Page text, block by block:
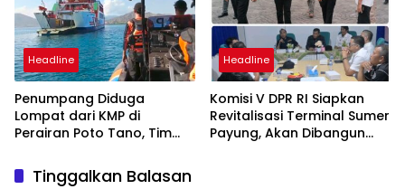
Headline
Penumpang Diduga
Lompat dari KMP di
Perairan Poto Tano, Tim
Pencarian Intensif
Headline
Komisi V DPR RI Siapkan
Revitalisasi Terminal Sumer
Payung, Akan Dibangun
Tinggalkan Balasan